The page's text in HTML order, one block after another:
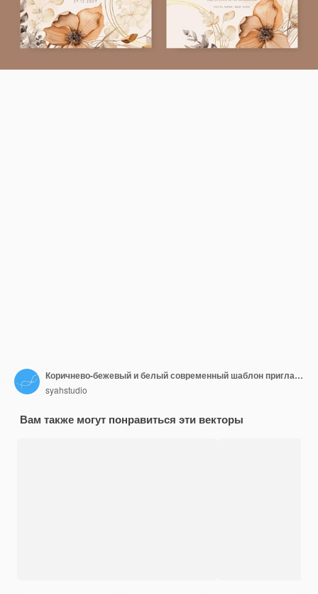
Коричнево-бежевый и белый современный шаблон приглашения на свадьбу с цветочными и цветочными цветами
syahstudio
Вам также могут понравиться эти векторы